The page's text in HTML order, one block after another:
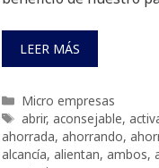
LEER MÁS
Categorías
Micro empresas
Etiquetas
abrir, aconsejable,
ahorrada, ahorrando,
alcancía, alientan, ambos,